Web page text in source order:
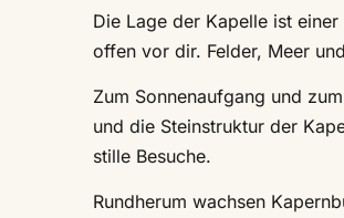
Die Lage der Kapelle ist
offen vor dir. Felder, Meer
Zum Sonnenaufgang und
und die Steinstruktur der
stille Besuche.
Rundherum wachsen